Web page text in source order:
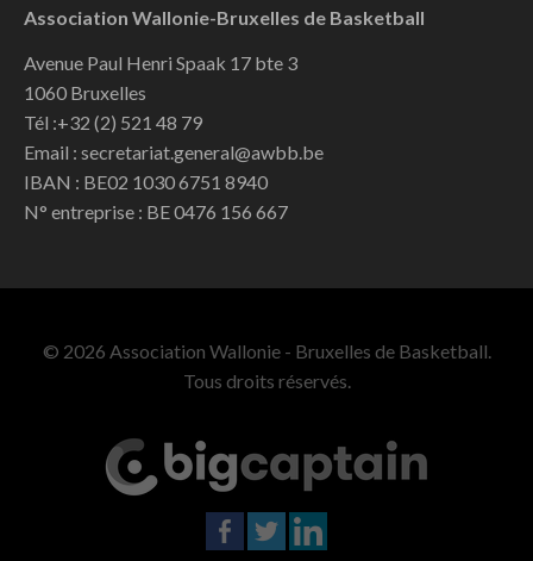
Association Wallonie-Bruxelles de Basketball
Avenue Paul Henri Spaak 17 bte 3
1060 Bruxelles
Tél :+32 (2) 521 48 79
Email : secretariat.general@awbb.be
IBAN : BE02 1030 6751 8940
N° entreprise : BE 0476 156 667
© 2026 Association Wallonie - Bruxelles de Basketball.
Tous droits réservés.